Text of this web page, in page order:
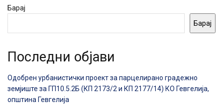
Барај
Барај
Последни објави
Одобрен урбанистички проект за парцелирано градежно
земјиште за ГП10.5.2Б (КП 2173/2 и КП 2177/14) КО Гевгелија,
општина Гевгелија